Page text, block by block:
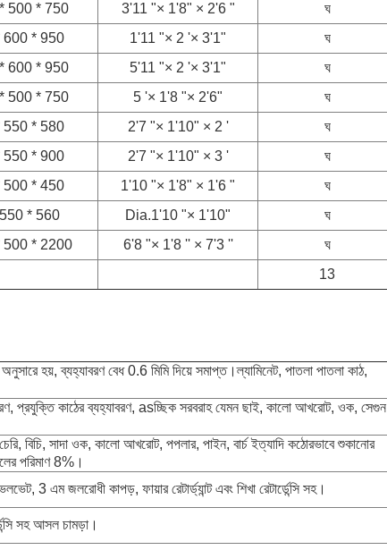
500 * 750 3'11 "× 1'8" × 2'6 "
ঘ
600 * 950 1'11 "× 2 '× 3'1"
ঘ
600 * 950 5'11 "× 2 '× 3'1"
ঘ
500 * 750 5 '× 1'8 "× 2'6"
ঘ
550 * 580 2'7 "× 1'10" × 2 '
ঘ
550 * 900 2'7 "× 1'10" × 3 '
ঘ
500 * 450 1'10 "× 1'8" × 1'6 "
ঘ
.550 * 560 Dia.1'10 "× 1'10"
ঘ
500 * 2200 6'8 "× 1'8 '' × 7'3 ''
ঘ
13
হয়, ব্যহ্যাবরণ বেধ 0.6 মিমি দিয়ে সমাপ্ত।ল্যামিনেট, পাতলা পাতলা কাঠ,
প্রযুক্তি কাঠের ব্যহ্যাবরণ, asচ্ছিক সরবরাহ যেমন ছাই, কালো আখরোট, ওক, সেগুন
চেরি, বিচি, সাদা ওক, কালো আখরোট, পপলার, পাইন, বার্চ ইত্যাদি কঠোরভাবে শুকানোর
পরিমাণ 8%।
3 এম জলরোধী কাপড়, ফায়ার রেটার্ড্যান্ট এবং শিখা রেটার্ডেন্সি সহ।
সহ আসল চামড়া।